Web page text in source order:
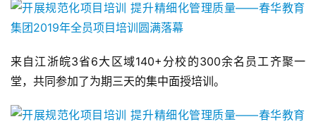
来自江浙皖3省6大区域140+分校的300余名员工齐聚一
堂，共同参加了为期三天的集中面授培训。